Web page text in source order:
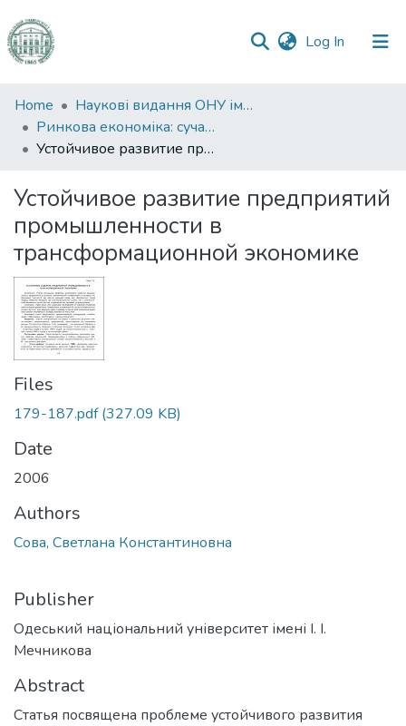
Log In (current)
Communities
&
Collections
Statistics
Home
Наукові видання ОНУ імені І. І. Мечникова
Ринкова економіка: сучасна теорія і практика управління
Устойчивое развитие предприятий промышленности в трансформационной экономике
Устойчивое развитие предприятий
промышленности в
трансформационной экономике
Files
179-187.pdf(327.09 KB)
Date
2006
Authors
Сова, Светлана Константиновна
Publisher
Одеський національний університет імені І. І.
Мечникова
Abstract
Статья посвящена проблеме устойчивого развития